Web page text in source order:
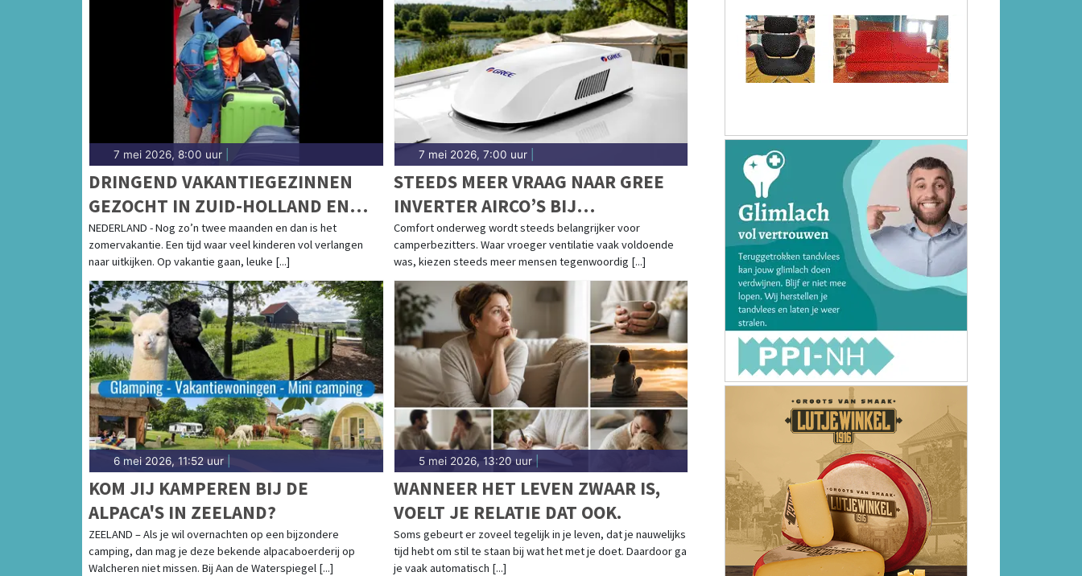
7 mei 2026, 8:00 uur
DRINGEND VAKANTIEGEZINNEN
GEZOCHT IN ZUID-HOLLAND EN
NOORD-HOLLAND
NEDERLAND - Nog zo’n twee maanden en dan is het
zomervakantie. Een tijd waar veel kinderen vol verlangen
naar uitkijken. Op vakantie gaan, leuke [...]
7 mei 2026, 7:00 uur|
STEEDS MEER VRAAG NAAR GREE
INVERTER AIRCO’S BIJ
CAMPERAARS
Comfort onderweg wordt steeds belangrijker voor
camperbezitters. Waar vroeger ventilatie vaak voldoende
was, kiezen steeds meer mensen tegenwoordig [...]
6 mei 2026, 11:52 uur
KOM JIJ KAMPEREN BIJ DE
ALPACA'S IN ZEELAND?
ZEELAND – Als je wil overnachten op een bijzondere
camping, dan mag je deze bekende alpacaboerderij op
Walcheren niet missen. Bij Aan de Waterspiegel [...]
5 mei 2026, 13:20 uur|
WANNEER HET LEVEN ZWAAR IS,
VOELT JE RELATIE DAT OOK.
Soms gebeurt er zoveel tegelijk in je leven, dat je nauwelijks
tijd hebt om stil te staan bij wat het met je doet. Daardoor ga
je vaak automatisch [...]